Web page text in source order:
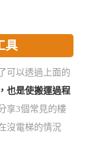
具
可以透過上面的
也是使搬運過程
享3個常見的樓
沒電梯的情況